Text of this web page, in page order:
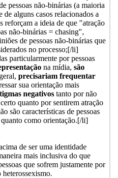
pessoas não-binárias (a maioria
de alguns casos relacionados a
reforçam a ideia de que "atração
não-binárias = chasing",
de pessoas não-binárias que
no processo;[/li]
particularmente por pessoas
na mídia, são
precisariam frequentar
sua orientação mais
negativos tanto por não
quanto por sentirem atração
são características de pessoas
como orientação.[/li]
de ser uma identidade
mais inclusiva do que
que sofrem justamente por
heterossexismo.